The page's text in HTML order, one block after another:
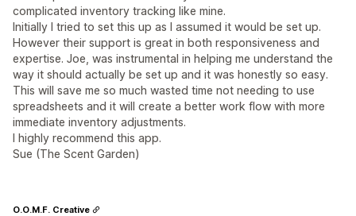
complicated inventory tracking like mine.
Initially I tried to set this up as I assumed it would be set up.
However their support is great in both responsiveness and
expertise. Joe, was instrumental in helping me understand the
way it should actually be set up and it was honestly so easy.
This will save me so much wasted time not needing to use
spreadsheets and it will create a better work flow with more
immediate inventory adjustments.
I highly recommend this app.
Sue (The Scent Garden)
O.O.M.F. Creative